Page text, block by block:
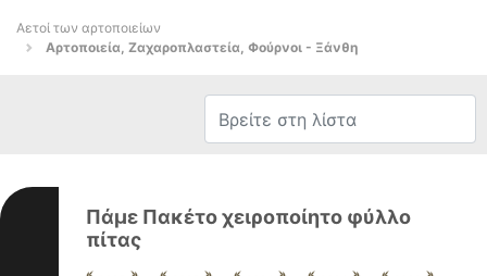
Αετοί των αρτοποιείων
Αρτοποιεία, Ζαχαροπλαστεία, Φούρνοι - Ξάνθη
Πάμε Πακέτο χειροποίητο φύλλο
πίτας